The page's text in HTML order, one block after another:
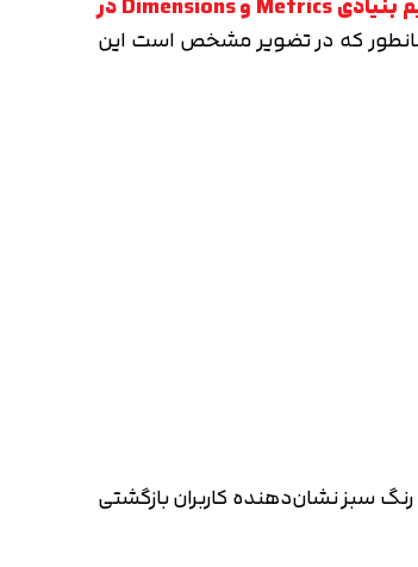
که در تضویر مشخص است این
سبز نشان‌دهنده کاربران بازگشتی